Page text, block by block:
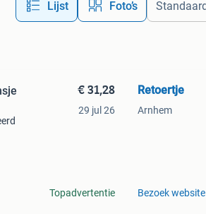
Lijst Foto’s
€ 31,28
29 jul 26
Topadvertentie
Retoertje
Arnhem
Bezoek website